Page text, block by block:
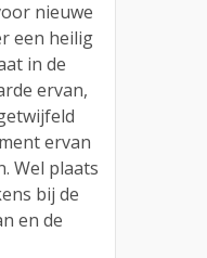
nieuwe
een heilig
in de
ervan,
ervan
Wel plaats
bij de
en de